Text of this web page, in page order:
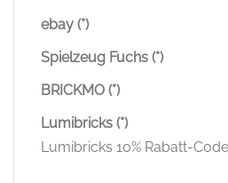
ebay (*)
Spielzeug Fuchs (*)
BRICKMO (*)
Lumibricks (*)
Lumibricks 10% Rabatt-